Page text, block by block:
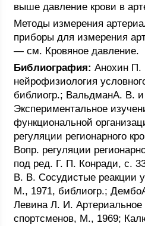
выше давление крови в
Методы измерения
приборы для измерения
— см. Кровяное давление.
Библиография: Анохин П.
нейрофизиология
библиогр.; ВальдманА. В.
Экспериментальное
функциональной
регуляции регионарного
Вопр. регуляции
под ред. Г. П. Конради, с.
В. В. Сосудистые реакции
М., 1971, библиогр.;
Левина Л. И. Артериальное
спортсменов, М., 1969;